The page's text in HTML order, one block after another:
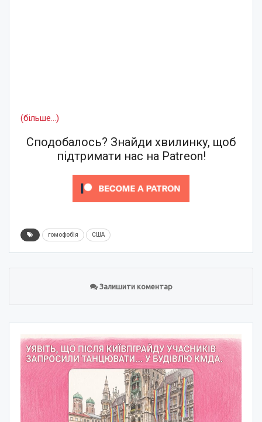
(більше…)
Сподобалось? Знайди хвилинку, щоб
підтримати нас на Patreon!
гомофобія США
Залишити коментар